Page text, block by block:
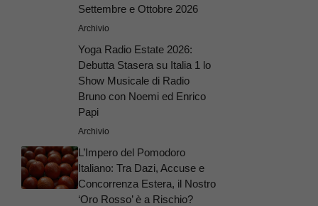
Settembre e Ottobre 2026
Archivio
Yoga Radio Estate 2026:
Debutta Stasera su Italia 1 lo
Show Musicale di Radio
Bruno con Noemi ed Enrico
Papi
Archivio
L’Impero del Pomodoro
Italiano: Tra Dazi, Accuse e
Concorrenza Estera, il Nostro
‘Oro Rosso’ è a Rischio?